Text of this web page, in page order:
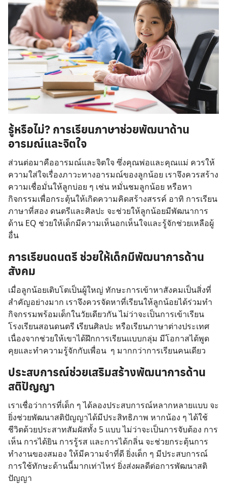
รู้หรือไม่? การเรียนภาษาช่วยพัฒนาด้าน
อารมณ์และจิตใจ
ส่วนต่อมาคืออารมณ์และจิตใจ ซึ่งคุณพ่อและคุณแม่ ควรให้
ความใส่ใจเรื่องภาวะทางอารมณ์ของลูกน้อย เราจึงควรสร้าง
ความเชื่อมั่นให้ลูกบ่อย ๆ เช่น หมั่นชมลูกน้อย หรือหา
กิจกรรมเพื่อกระตุ้นให้เกิดความคิดสร้างสรรค์ อาทิ การเรียน
ภาษาที่สอง ดนตรีและศิลปะ จะช่วยให้ลูกน้อยมีพัฒนาการ
ด้าน EQ ช่วยให้เด็กมีความเห็นอกเห็นใจและรู้จักช่วยเหลือผู้
อื่น
การเรียนดนตรี ช่วยให้เด็กมีพัฒนาการด้าน
สังคม
เมื่อลูกน้อยเติบโตเป็นผู้ใหญ่ ทักษะการเข้าหาสังคมเป็นสิ่งที่
สำคัญอย่างมาก เราจึงควรจัดหาที่เรียนให้ลูกน้อยได้ร่วมทำ
กิจกรรมพร้อมเด็กในวัยเดียวกัน ไม่ว่าจะเป็นการเข้าเรียน
โรงเรียนสอนดนตรี เรียนศิลปะ หรือเรียนภาษาต่างประเทศ
เนื่องจากช่วยให้เขาได้ฝึกการเรียนแบบกลุ่ม มีโอกาสได้พูด
คุยและทำความรู้จักกับเพื่อน ๆ มากกว่าการเรียนคนเดียว
ประสบการณ์ช่วยเสริมสร้างพัฒนาการด้าน
สติปัญญา
เราเชื่อว่าการที่เด็ก ๆ ได้ลองประสบการณ์หลากหลายแบบ จะ
ยิ่งช่วยพัฒนาสติปัญญาได้มีประสิทธิภาพ หากน้อง ๆ ได้ใช้
ชีวิตด้วยประสาทสัมผัสทั้ง 5 แบบ ไม่ว่าจะเป็นการจับต้อง การ
เห็น การได้ยิน การรู้รส และการได้กลิ่น จะช่วยกระตุ้นการ
ทำงานของสมอง ให้มีความจำที่ดี ยิ่งเด็ก ๆ มีประสบการณ์
การใช้ทักษะด้านนี้มากเท่าไหร่ ยิ่งส่งผลดีต่อการพัฒนาสติ
ปัญญา